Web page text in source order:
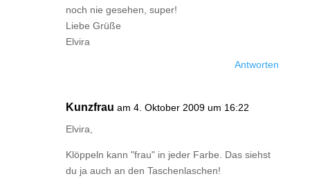
noch nie gesehen, super!
Liebe Grüße
Elvira
Antworten
Kunzfrau am 4. Oktober 2009 um 16:22
Elvira,
Klöppeln kann "frau" in jeder Farbe. Das siehst
du ja auch an den Taschenlaschen!